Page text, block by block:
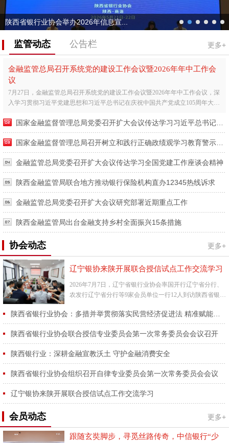
陕西省银行业协会举办2026年信息宣...
监管动态 公告栏 更多+
金融监管总局召开系统党的建设工作会议暨2026年年中工作会
议
7月27日，金融监管总局召开系统党的建设工作会议暨2026年年中工作会议，深
入学习贯彻习近平党建思想和习近平总书记在庆祝中国共产党成立105周年大会
金融监管总局党委召开扩大会议传达学习全国党建工作座谈会精神
陕西金融监管局联合地方推动银行保险机构直办12345热线诉求
金融监管总局党委召开扩大会议研究部署近期重点工作
陕西金融监管局出台金融支持乡村全面振兴15条措施
协会动态 更多+
辽宁银协来陕开展联合授信试点工作交流学习
2026年7月7日，辽宁省银行业协会率国开行辽宁省分行、
农发行辽宁省分行等9家会员单位一行12人到访陕西省银行
行业协...
陕西省银行业协会联合授信专业委员会第一次常务委员会会议召开
陕西银行业：深耕金融宣教沃土 守护金融消费安全
陕西省银行业协会组织召开自律专业委员会第一次常务委员会会议
辽宁银协来陕开展联合授信试点工作交流学习
会员动态 更多+
跟随玄奘脚步，寻觅丝路传奇，中信银行“少